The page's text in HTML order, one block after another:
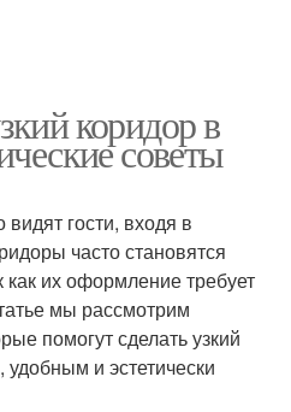
коридор в
советы
гости, входя в
часто становятся
их оформление требует
мы рассмотрим
помогут сделать узкий
и эстетически